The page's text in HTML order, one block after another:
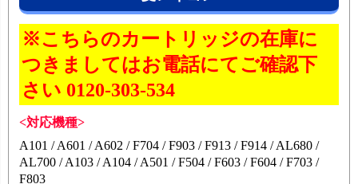
※こちらのカートリッジの在庫に
つきましてはお電話にてご確認下
さい 0120-303-534
<対応機種>
A101 / A601 / A602 / F704 / F903 / F913 / F914 / AL680 /
AL700 / A103 / A104 / A501 / F504 / F603 / F604 / F703 /
F803